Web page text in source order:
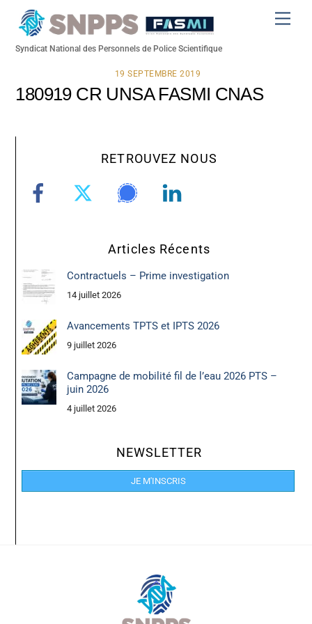
Syndicat National des Personnels de Police Scientifique
19 SEPTEMBRE 2019
180919 CR UNSA FASMI CNAS
RETROUVEZ NOUS
Articles Récents
Contractuels – Prime investigation
14 juillet 2026
Avancements TPTS et IPTS 2026
9 juillet 2026
Campagne de mobilité fil de l’eau 2026 PTS –
juin 2026
4 juillet 2026
NEWSLETTER
JE M'INSCRIS
Back
To
Top